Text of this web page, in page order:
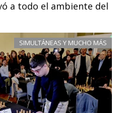
a todo el ambiente del
SIMULTÁNEAS Y MUCHO MÁS